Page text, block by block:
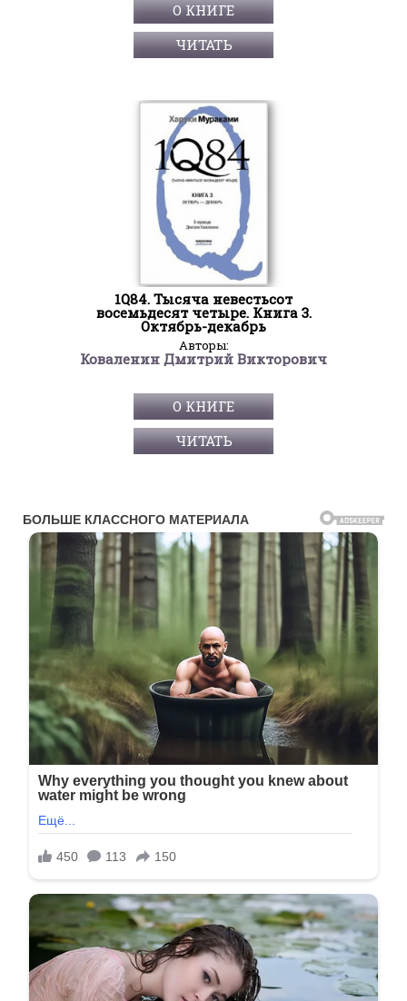
О КНИГЕ
ЧИТАТЬ
1Q84. Тысяча невестьсот
восемьдесят четыре. Книга 3.
Октябрь-декабрь
Авторы:
Коваленин Дмитрий Викторович
О КНИГЕ
ЧИТАТЬ